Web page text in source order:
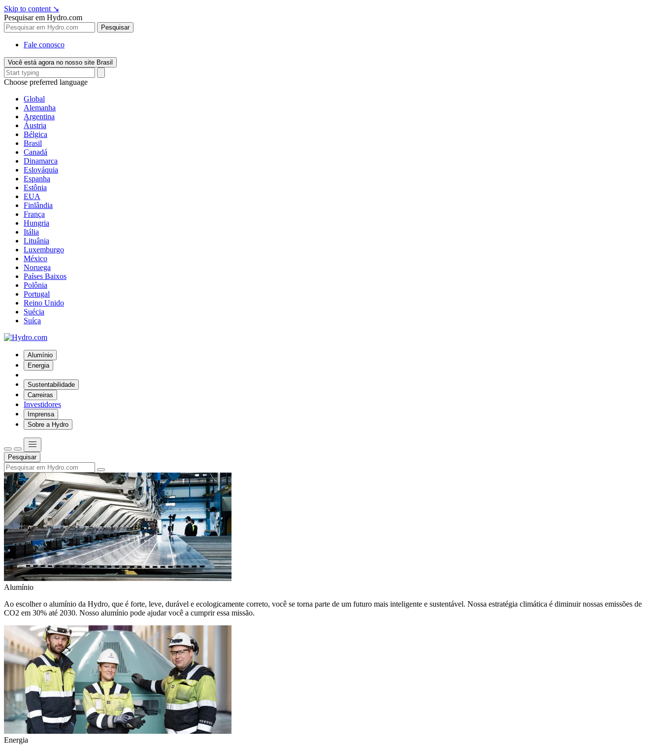
Skip to content ↘
Pesquisar em Hydro.com
Pesquisar
Fale conosco
Você está agora no nosso site Brasil
Choose preferred language
Global
Alemanha
Argentina
Áustria
Bélgica
Brasil
Canadá
Dinamarca
Eslováquia
Espanha
Estônia
EUA
Finlândia
França
Hungria
Itália
Lituânia
Luxemburgo
México
Noruega
Países Baixos
Polônia
Portugal
Reino Unido
Suécia
Suíça
Alumínio
Energia
Sustentabilidade
Carreiras
Investidores
Imprensa
Sobre a Hydro
Pesquisar
Alumínio
Ao escolher o alumínio da Hydro, que é forte, leve, durável e ecologicamente correto, você se torna parte de um futuro mais inteligente e sustentável. Nossa estratégia climática é diminuir nossas emissões de
CO2 em 30% até 2030. Nosso alumínio pode ajudar você a cumprir essa missão.
Energia